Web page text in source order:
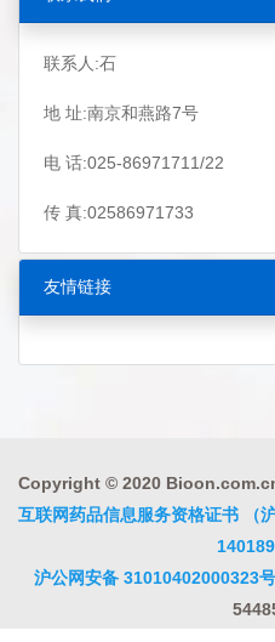
联系人:石
地 址:南京和燕路7号
电 话:025-86971711/22
传 真:02586971733
友情链接
Copyright © 2020
互联网药品信息服务资格证书 （
沪公网安备 31010402000323号